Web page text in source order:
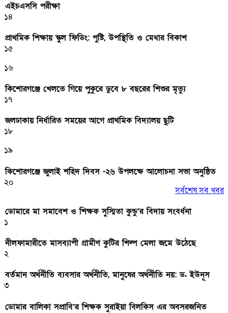
এইচএসসি পরীক্ষা
১৪
প্রাথমিক শিক্ষায় স্কুল ফিডিং: পুষ্টি, উপস্থিতি ও মেধার বিকাশ
১৫
১৬
কিশোরগঞ্জে খেলতে গিয়ে পুকুরে ডুবে ৮ বছরের শিশুর মৃত্যু
১৭
জলঢাকায় নির্ধারিত সময়ের আগে প্রাথমিক বিদ্যালয় ছুটি
১৮
১৯
কিশোরগঞ্জে জুলাই শহিদ দিবস -২৬ উপলক্ষে আলোচনা সভা অনুষ্ঠিত
২০
সর্বশেষ সব খবর
ডোমারে মা সমাবেশ ও শিক্ষক সুস্মিতা কুন্ডু’র বিদায় সংবর্ধনা
১
নীলফামারীতে মাসব্যাপী গ্রামীণ কুটির শিল্প মেলা জমে উঠেছে
২
বর্তমান অর্থনীতি ব্যবসার অর্থনীতি, মানুষের অর্থনীতি নয়: ড. ইউনূস
৩
ডোমার বালিকা সপ্রাবি’র শিক্ষক সুরাইয়া বিলকিস এর অবসরজনিত